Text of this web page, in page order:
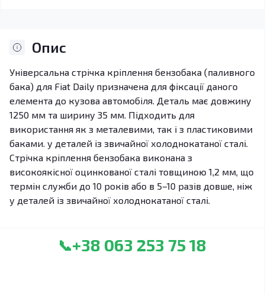
Опис
Універсальна стрічка кріплення бензобака (паливного
бака) для Fiat Daily призначена для фіксації даного
елемента до кузова автомобіля. Деталь має довжину
1250 мм та ширину 35 мм. Підходить для
використання як з металевими, так і з пластиковими
баками. у деталей із звичайної холоднокатаної сталі.
Стрічка кріплення бензобака виконана з
високоякісної оцинкованої сталі товщиною 1,2 мм, що
термін служби до 10 років або в 5–10 разів довше, ніж
у деталей із звичайної холоднокатаної сталі.
📞+38 063 253 75 18